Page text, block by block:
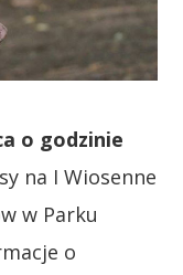
o godzinie
na I Wiosenne
w Parku
o